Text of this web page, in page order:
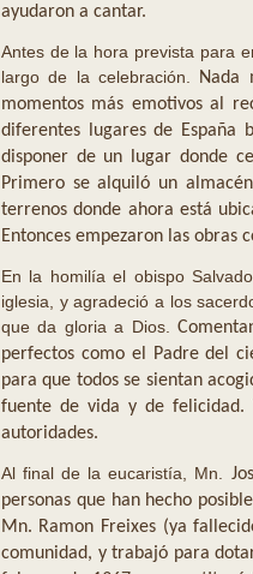
ayudaron a cantar.
Antes de la hora prevista para
largo de la celebración.
Nada
momentos más emotivos al
diferentes lugares de España
disponer de un lugar donde
Primero se alquiló un
terrenos donde ahora está
Entonces empezaron las obras
En la homilía el obispo
iglesia, y agradeció a los
que da gloria a Dios.
perfectos como el Padre del
para que todos se sientan
fuente de vida y de felicidad.
autoridades.
Al final de la eucaristía, Mn.
personas que han hecho
Mn. Ramon Freixes (ya
comunidad, y trabajó para